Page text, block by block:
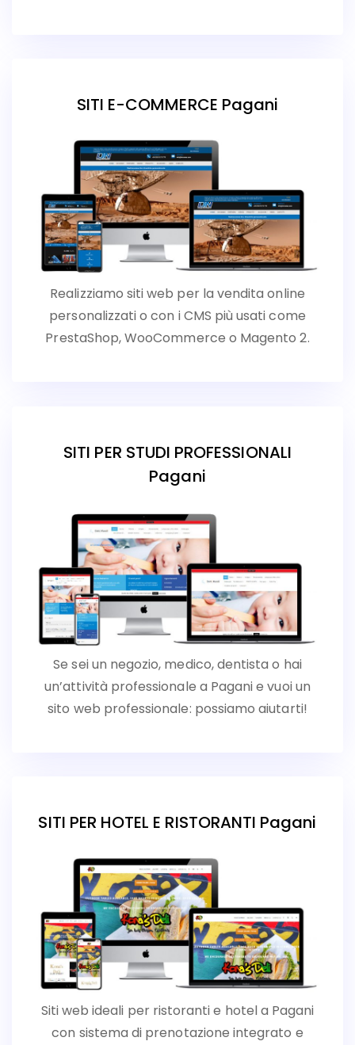
SITI E-COMMERCE Pagani
Realizziamo siti web per la vendita online
personalizzati o con i CMS più usati come
PrestaShop, WooCommerce o Magento 2.
SITI PER STUDI PROFESSIONALI
Pagani
Se sei un negozio, medico, dentista o hai
un’attività professionale a Pagani e vuoi un
sito web professionale: possiamo aiutarti!
SITI PER HOTEL E RISTORANTI Pagani
Siti web ideali per ristoranti e hotel a Pagani
con sistema di prenotazione integrato e